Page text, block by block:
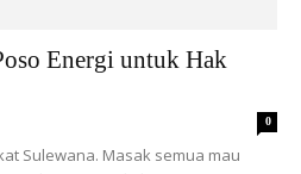
Energi untuk Hak
0
Sulewana. Masak semua mau